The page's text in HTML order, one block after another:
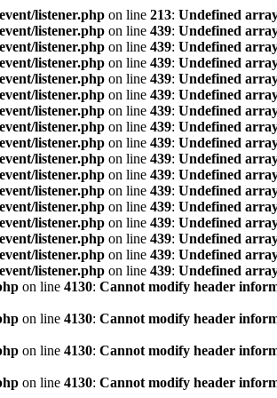
listener.php on line 213: Undefined
listener.php on line 439: Undefined
listener.php on line 439: Undefined
listener.php on line 439: Undefined
listener.php on line 439: Undefined
listener.php on line 439: Undefined
listener.php on line 439: Undefined
listener.php on line 439: Undefined
listener.php on line 439: Undefined
listener.php on line 439: Undefined
listener.php on line 439: Undefined
listener.php on line 439: Undefined
listener.php on line 439: Undefined
listener.php on line 439: Undefined
listener.php on line 439: Undefined
listener.php on line 439: Undefined
listener.php on line 439: Undefined
on line 4130: Cannot modify header
on line 4130: Cannot modify header
on line 4130: Cannot modify header
on line 4130: Cannot modify header